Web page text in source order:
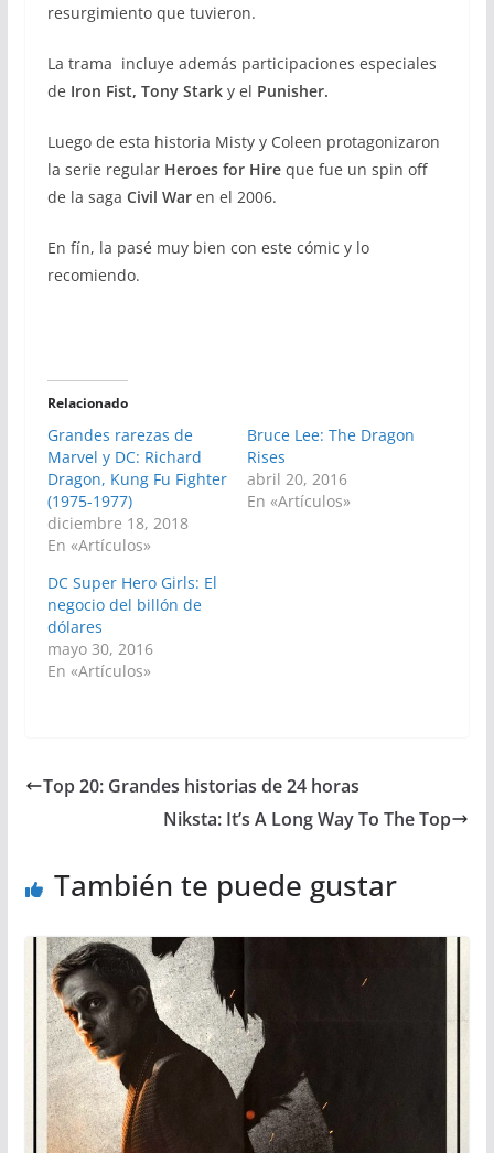
resurgimiento que tuvieron.
La trama incluye además participaciones especiales
de Iron Fist, Tony Starky el Punisher.
Luego de esta historia Misty y Coleen protagonizaron
la serie regular Heroes for Hireque fue un spin off
de la saga Civil Waren el 2006.
En fín, la pasé muy bien con este cómic y lo
recomiendo.
Relacionado
Grandes rarezas de
Marvel y DC: Richard
Dragon, Kung Fu Fighter
(1975-1977)
diciembre 18, 2018
En «Artículos»
Bruce Lee: The Dragon
Rises
abril 20, 2016
En «Artículos»
DC Super Hero Girls: El
negocio del billón de
dólares
mayo 30, 2016
En «Artículos»
Top 20: Grandes historias de 24 horas
Niksta: It’s A Long Way To The Top
También te puede gustar